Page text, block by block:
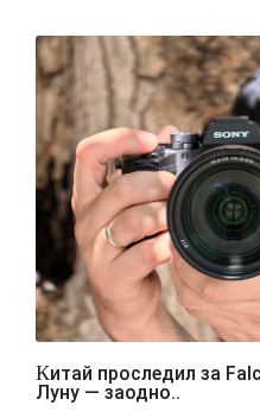
Китай проследил за Falcon 9 до самого удара о
Луну — заодно..